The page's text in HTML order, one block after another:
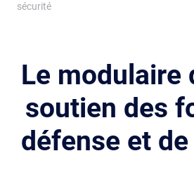
sécurité
Le modulaire
soutien des
défense et